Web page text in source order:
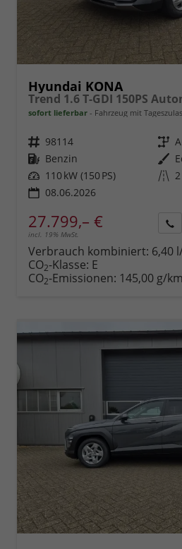
Hyundai KONA
sofort lieferbar Fahrzeug mit
Fahrzeugnr. 98114 Getriebe
Kraftstoff Benzin Außenfarbe
Leistung 110 kW (150 PS) Kilometerstand
08.06.2026
27.799,– €
incl. 19% MwSt.
Verbrauch kombiniert: 6,40
CO2-Klasse: E
CO2-Emissionen: 145,00 g/km